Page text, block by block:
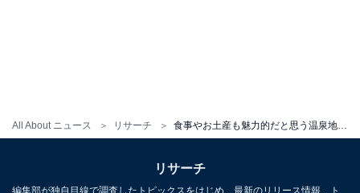
All About ニュース リサーチ
ほかにも、「お土産が豊富で、若者向きのお菓子もどん
がらの温泉スイーツや有名そば店など、お土産や飲食店
リサーチ